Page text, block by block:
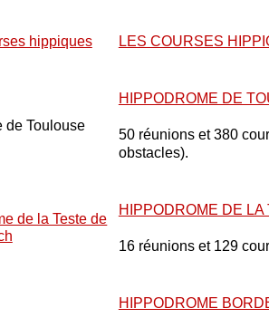
LES COURSES
HIPPODROME DE
50 réunions et 380
obstacles).
HIPPODROME DE LA
16 réunions et 129
HIPPODROME